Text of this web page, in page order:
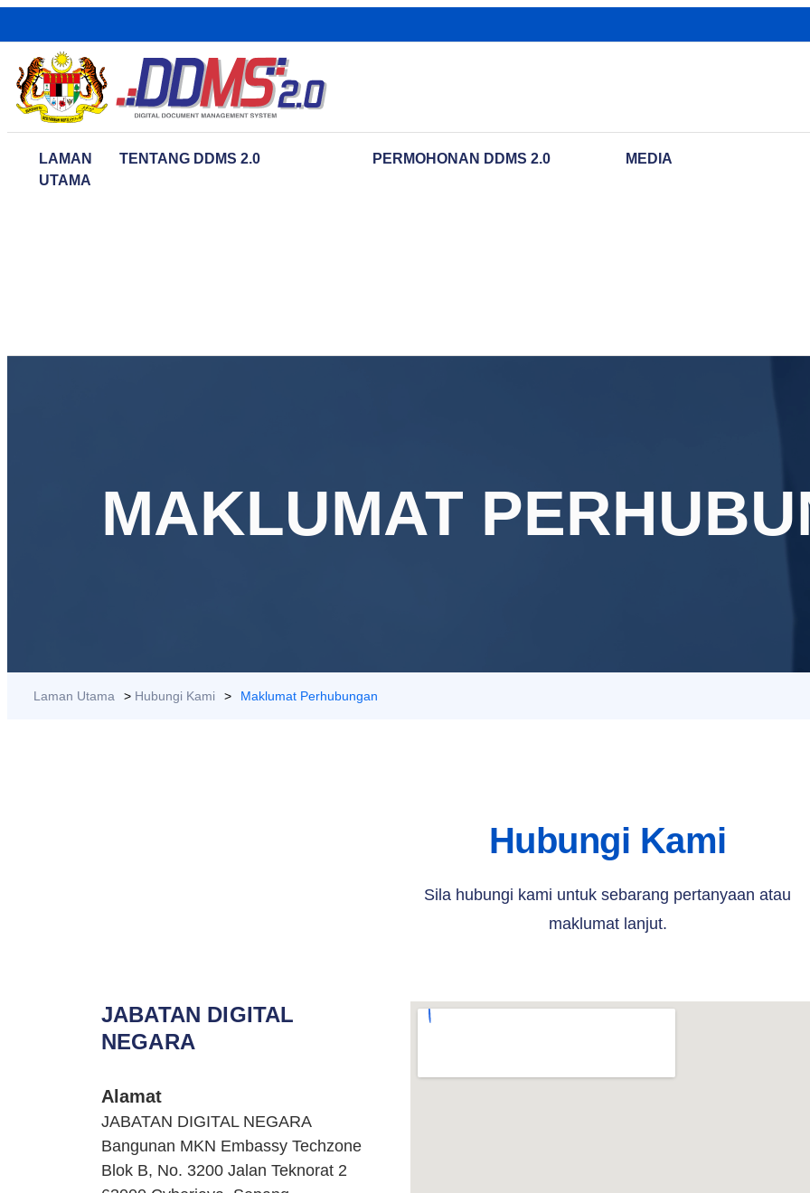
LAMAN
UTAMA
TENTANG DDMS 2.0 PERMOHONAN DDMS 2.0 MEDIA
MAKLUMAT
Laman Utama > Hubungi Kami > Maklumat Perhubungan
Hubungi Kami
Sila hubungi kami untuk sebarang pertanyaan atau
maklumat lanjut.
JABATAN DIGITAL
NEGARA
Alamat
JABATAN DIGITAL NEGARA
Bangunan MKN Embassy Techzone
Blok B, No. 3200 Jalan Teknorat 2